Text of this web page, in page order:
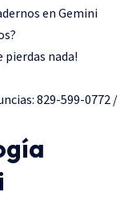
en Gemini
pierdas nada!
829-599-0772 /